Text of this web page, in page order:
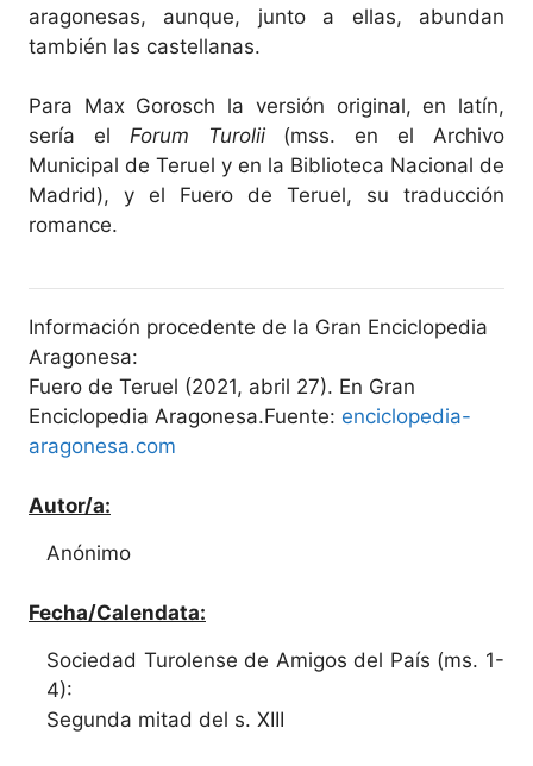
aragonesas, aunque, junto a ellas, abundan
también las castellanas.
Para Max Gorosch la versión original, en latín,
sería el Forum Turolii(mss. en el Archivo
Municipal de Teruel y en la Biblioteca Nacional de
Madrid), y el Fuero de Teruel, su traducción
romance.
Información procedente de la Gran Enciclopedia
Aragonesa:
Fuero de Teruel (2021, abril 27). En Gran
Enciclopedia Aragonesa.Fuente: enciclopedia-
aragonesa.com
Autor/a:
Anónimo
Fecha/Calendata:
Sociedad Turolense de Amigos del País (ms. 1-
4):
Segunda mitad del s. XIII